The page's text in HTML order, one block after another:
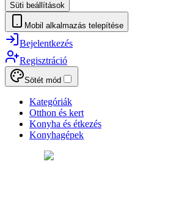
Süti beállítások
Mobil alkalmazás telepítése
Bejelentkezés
Regisztráció
Sötét mód
Kategóriák
Otthon és kert
Konyha és étkezés
Konyhagépek